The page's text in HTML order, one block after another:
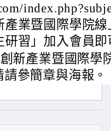
產業暨國際學院
研習」加入會員
新產業暨國際學
參簡章與海報。